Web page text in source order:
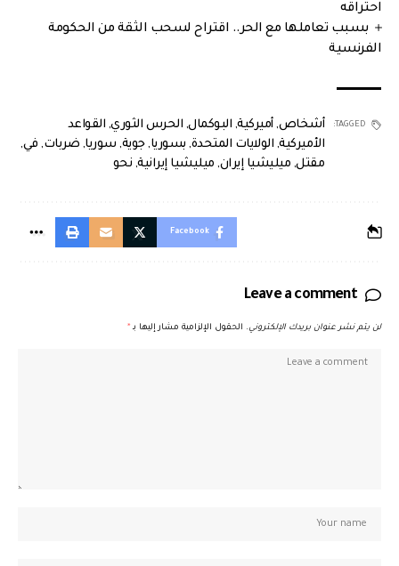
احتراقه
بسبب تعاملها مع الحر.. اقتراح لسحب الثقة من الحكومة
الفرنسية
TAGGED: أشخاص, أميركية, البوكمال, الحرس الثوري, القواعد
الأميركية, الولايات المتحدة, بسوريا,جوية, سوريا, ضربات, في,
مقتل, ميليشيا إيران, ميليشيا إيرانية, نحو
Facebook
Leave a comment
لن يتم نشر عنوان بريدك الإلكتروني. الحقول الإلزامية مشار إليها بـ *